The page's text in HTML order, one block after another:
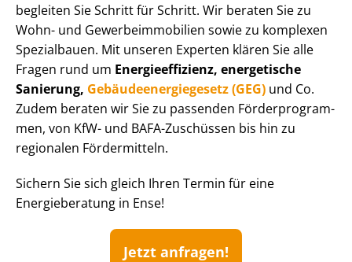
begleiten Sie Schritt für Schritt. Wir beraten Sie zu
Wohn- und Ge­wer­be­im­mo­bi­li­en sowie zu komplexen
Spezialbauen. Mit unseren Experten klären Sie alle
Fragen rund um En­er­gie­ef­fi­zi­enz, energetische
Sanierung, Ge­bäu­de­en­er­gie­ge­setz (GEG) und Co.
Zudem beraten wir Sie zu passenden För­der­pro­gram­
men, von KfW- und BAFA-Zuschüssen bis hin zu
regionalen Fördermitteln.
Sichern Sie sich gleich Ihren Termin für eine
Energieberatung in Ense!
Jetzt anfragen!